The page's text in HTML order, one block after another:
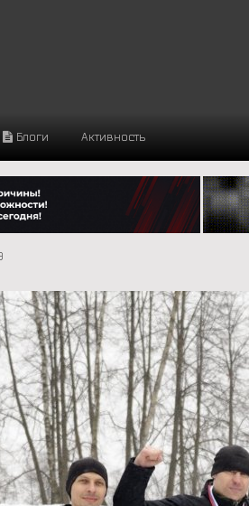
Блоги Активность